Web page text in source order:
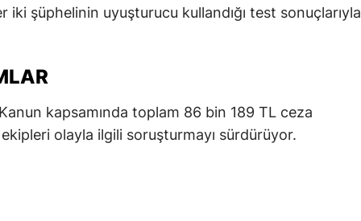
Muğla
Niğde
iki şüphelinin uyuşturucu kullandığı test sonuçlarıyla
Kanun kapsamında toplam 86 bin 189 TL ceza
olayla ilgili soruşturmayı sürdürüyor.